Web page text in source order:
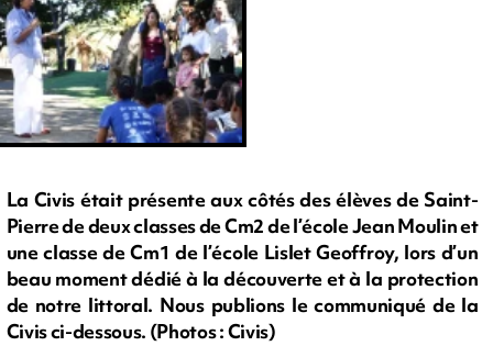
La Civis était présente aux côtés des élèves de Saint-
Pierre de deux classes de Cm2 de l’école Jean Moulin et
une classe de Cm1 de l’école Lislet Geoffroy, lors d’un
beau moment dédié à la découverte et à la protection
de notre littoral. Nous publions le communiqué de la
Civis ci-dessous. (Photos : Civis)